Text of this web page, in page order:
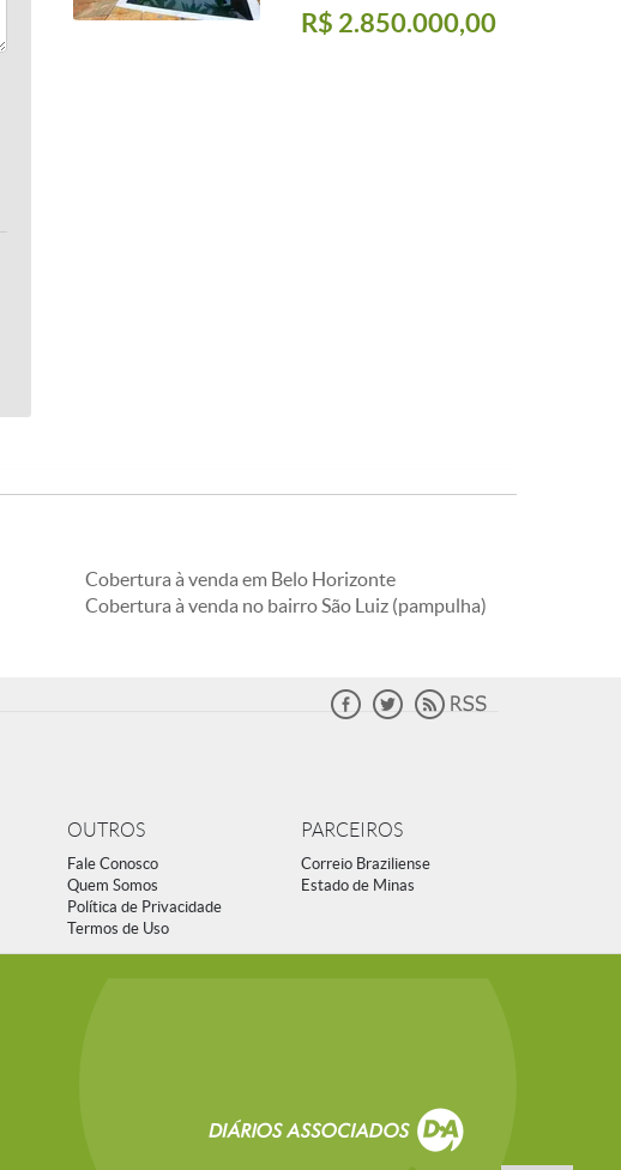
R$ 2.850.000,00
Cobertura à venda em Belo Horizonte
Cobertura à venda no bairro São Luiz (pampulha)
OUTROS
Fale Conosco
Quem Somos
Política de Privacidade
Termos de Uso
PARCEIROS
Correio Braziliense
Estado de Minas